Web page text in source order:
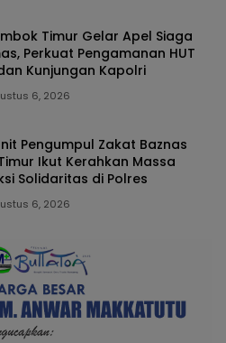
Timur Gelar Apel Siaga
Perkuat Pengamanan HUT
Kunjungan Kapolri
6, 2026
Pengumpul Zakat Baznas
Ikut Kerahkan Massa
Solidaritas di Polres
6, 2026